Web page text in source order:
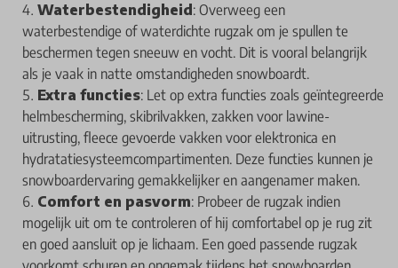
Waterbestendigheid : Overweeg een
waterbestendige of waterdichte rugzak om je spullen te
beschermen tegen sneeuw en vocht. Dit is vooral belangrijk
als je vaak in natte omstandigheden snowboardt.
Extra functies: Let op extra functies zoals geïntegreerde
helmbescherming, skibrilvakken, zakken voor lawine-
uitrusting, fleece gevoerde vakken voor elektronica en
hydratatiesysteemcompartimenten. Deze functies kunnen je
snowboardervaring gemakkelijker en aangenamer maken.
Comfort en pasvorm: Probeer de rugzak indien
mogelijk uit om te controleren of hij comfortabel op je rug zit
en goed aansluit op je lichaam. Een goed passende rugzak